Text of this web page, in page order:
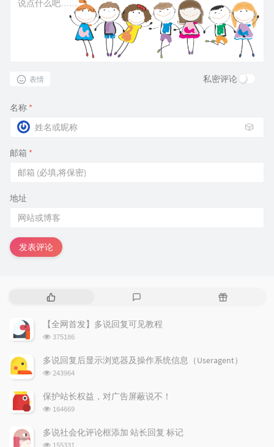
表情 私密评论
名称 *
🎲
邮箱 *
地址
发表评论
热
文
章
评
论
随
【全网首发】多说回复可见教程
浏
次
数:
375186
多说回复后显示浏览器及操作系统信息（Useragent）
浏
次
数:
243964
保护站长权益，对广告屏蔽说不！
浏
次
数:
164669
多说社会化评论框添加 站长回复 标记
浏
155331